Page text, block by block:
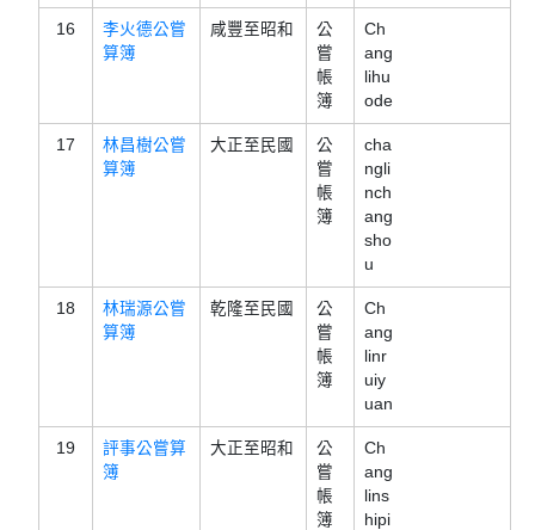
16
李火德公嘗
算簿
咸豐至昭和
公
嘗
帳
簿
Ch
ang
lihu
ode
17
林昌樹公嘗
算簿
大正至民國
公
嘗
帳
簿
cha
ngli
nch
ang
sho
u
18
林瑞源公嘗
算簿
乾隆至民國
公
嘗
帳
簿
Ch
ang
linr
uiy
uan
19
評事公嘗算
簿
大正至昭和
公
嘗
帳
簿
Ch
ang
lins
hipi